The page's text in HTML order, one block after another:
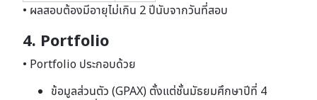
• ผลสอบต้องมีอายุไม่เกิน 2 ปีนับจากวันที่สอบ
4. Portfolio
• Portfolio ประกอบด้วย
ข้อมูลส่วนตัว (GPAX) ตั้งแต่ชั้นมัธยมศึกษาปีที่ 4